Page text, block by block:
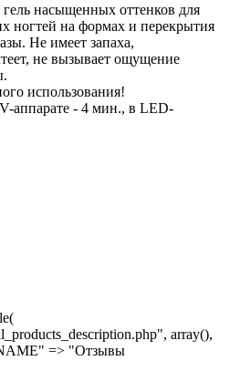
насыщенных оттенков для
ногтей на формах и перекрытия
Не имеет запаха,
не вызывает ощущение
использования!
аппарате - 4 мин., в LED-
array(),
=> "Отзывы